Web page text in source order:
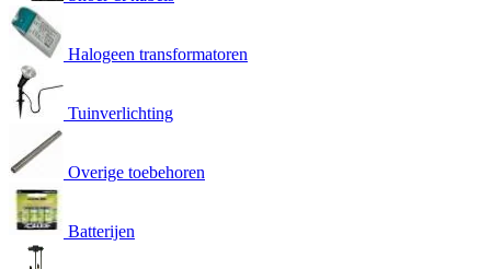
Halogeen transformatoren
Tuinverlichting
Overige toebehoren
Batterijen